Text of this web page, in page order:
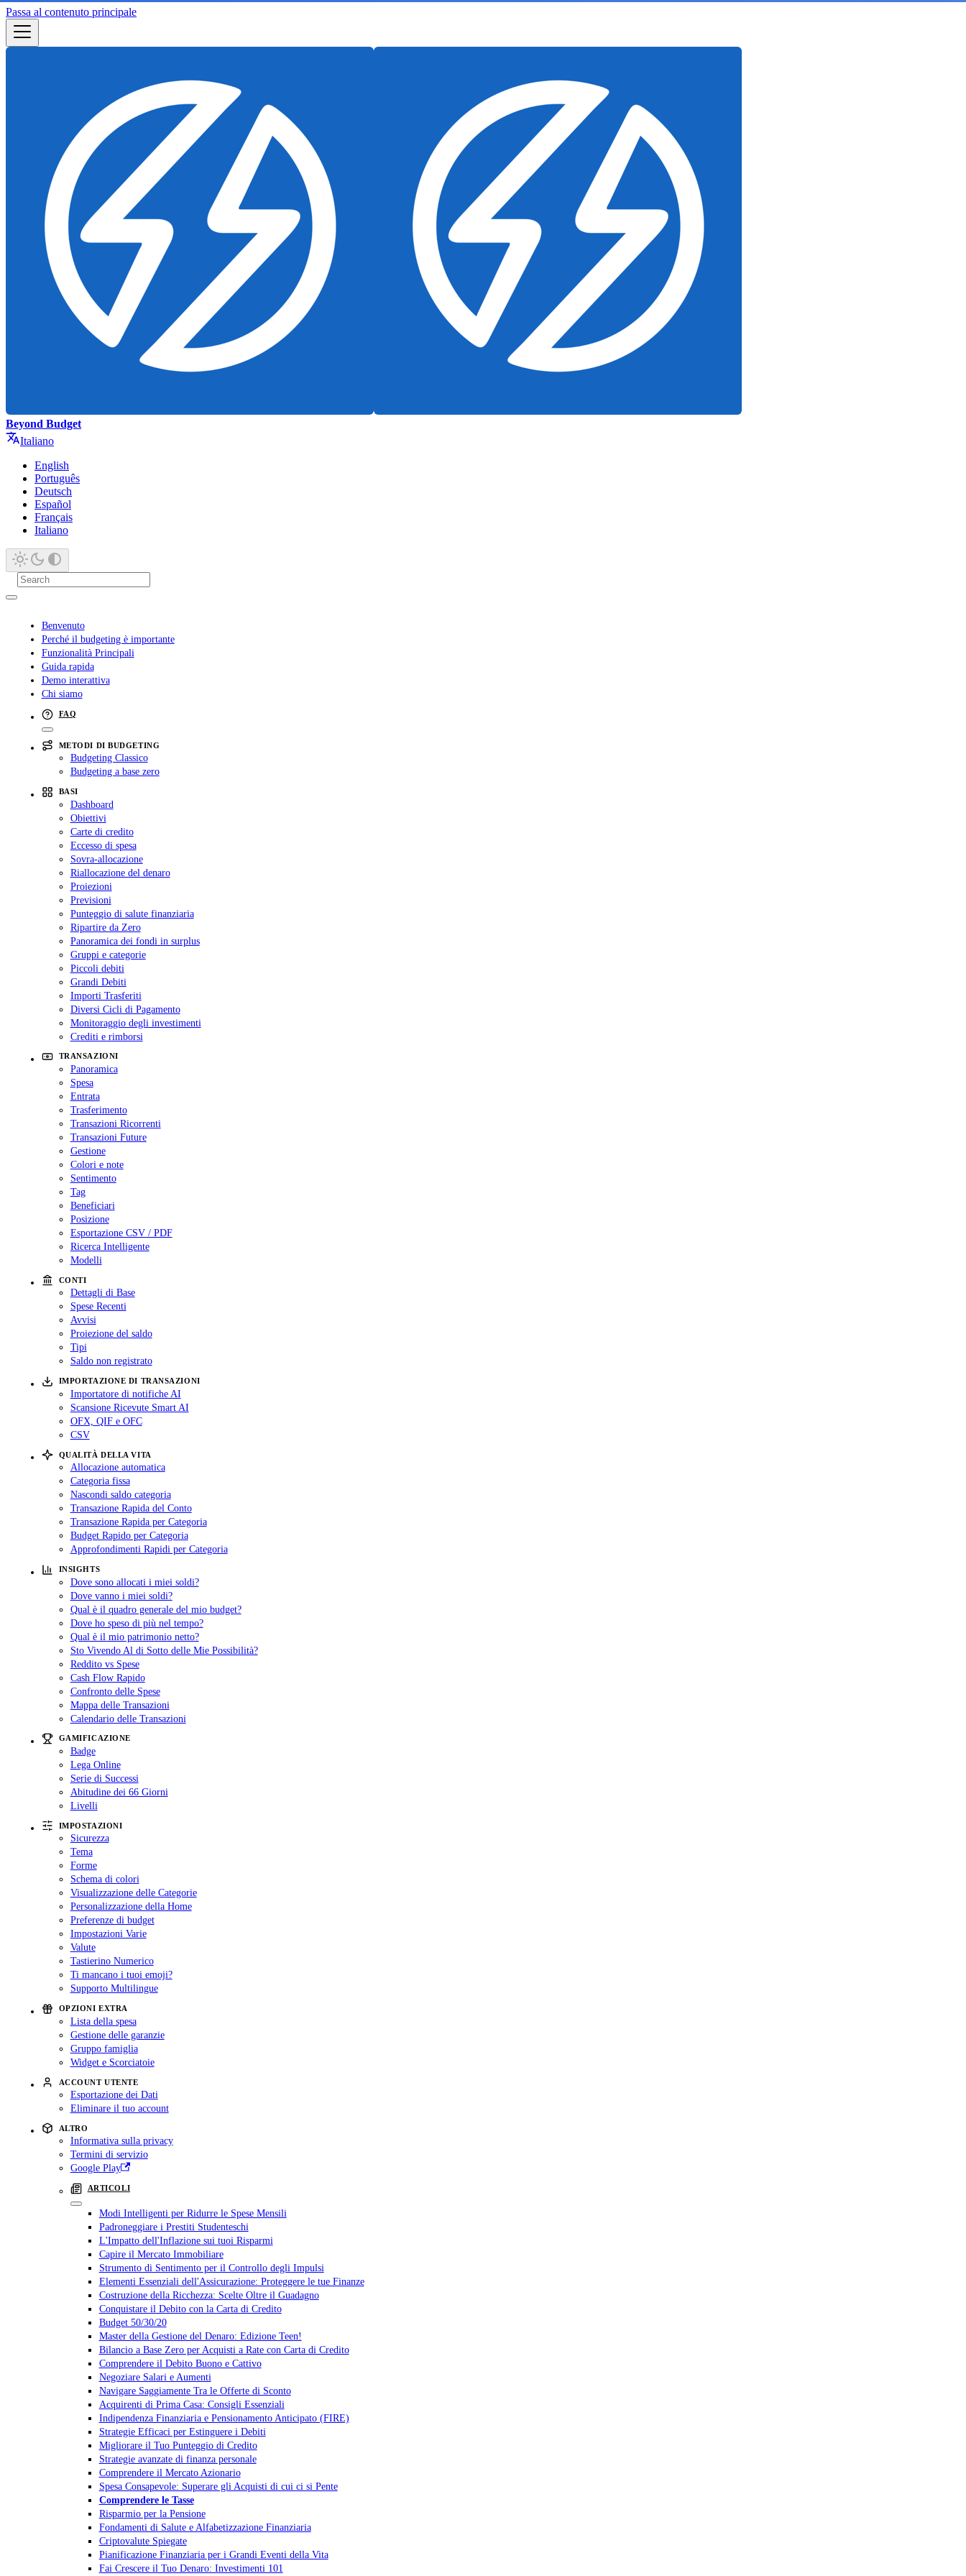
Passa al contenuto principale
Beyond Budget
Italiano
English
Português
Deutsch
Español
Français
Italiano
Benvenuto
Perché il budgeting è importante
Funzionalità Principali
Guida rapida
Demo interattiva
Chi siamo
FAQ
METODI DI BUDGETING
Budgeting Classico
Budgeting a base zero
BASI
Dashboard
Obiettivi
Carte di credito
Eccesso di spesa
Sovra-allocazione
Riallocazione del denaro
Proiezioni
Previsioni
Punteggio di salute finanziaria
Ripartire da Zero
Panoramica dei fondi in surplus
Gruppi e categorie
Piccoli debiti
Grandi Debiti
Importi Trasferiti
Diversi Cicli di Pagamento
Monitoraggio degli investimenti
Crediti e rimborsi
TRANSAZIONI
Panoramica
Spesa
Entrata
Trasferimento
Transazioni Ricorrenti
Transazioni Future
Gestione
Colori e note
Sentimento
Tag
Beneficiari
Posizione
Esportazione CSV / PDF
Ricerca Intelligente
Modelli
CONTI
Dettagli di Base
Spese Recenti
Avvisi
Proiezione del saldo
Tipi
Saldo non registrato
IMPORTAZIONE DI TRANSAZIONI
Importatore di notifiche AI
Scansione Ricevute Smart AI
OFX, QIF e OFC
CSV
QUALITÀ DELLA VITA
Allocazione automatica
Categoria fissa
Nascondi saldo categoria
Transazione Rapida del Conto
Transazione Rapida per Categoria
Budget Rapido per Categoria
Approfondimenti Rapidi per Categoria
INSIGHTS
Dove sono allocati i miei soldi?
Dove vanno i miei soldi?
Qual è il quadro generale del mio budget?
Dove ho speso di più nel tempo?
Qual è il mio patrimonio netto?
Sto Vivendo Al di Sotto delle Mie Possibilità?
Reddito vs Spese
Cash Flow Rapido
Confronto delle Spese
Mappa delle Transazioni
Calendario delle Transazioni
GAMIFICAZIONE
Badge
Lega Online
Serie di Successi
Abitudine dei 66 Giorni
Livelli
IMPOSTAZIONI
Sicurezza
Tema
Forme
Schema di colori
Visualizzazione delle Categorie
Personalizzazione della Home
Preferenze di budget
Impostazioni Varie
Valute
Tastierino Numerico
Ti mancano i tuoi emoji?
Supporto Multilingue
OPZIONI EXTRA
Lista della spesa
Gestione delle garanzie
Gruppo famiglia
Widget e Scorciatoie
ACCOUNT UTENTE
Esportazione dei Dati
Eliminare il tuo account
ALTRO
Informativa sulla privacy
Termini di servizio
Google Play
ARTICOLI
Modi Intelligenti per Ridurre le Spese Mensili
Padroneggiare i Prestiti Studenteschi
L'Impatto dell'Inflazione sui tuoi Risparmi
Capire il Mercato Immobiliare
Strumento di Sentimento per il Controllo degli Impulsi
Elementi Essenziali dell'Assicurazione: Proteggere le tue Finanze
Costruzione della Ricchezza: Scelte Oltre il Guadagno
Conquistare il Debito con la Carta di Credito
Budget 50/30/20
Master della Gestione del Denaro: Edizione Teen!
Bilancio a Base Zero per Acquisti a Rate con Carta di Credito
Comprendere il Debito Buono e Cattivo
Negoziare Salari e Aumenti
Navigare Saggiamente Tra le Offerte di Sconto
Acquirenti di Prima Casa: Consigli Essenziali
Indipendenza Finanziaria e Pensionamento Anticipato (FIRE)
Strategie Efficaci per Estinguere i Debiti
Migliorare il Tuo Punteggio di Credito
Strategie avanzate di finanza personale
Comprendere il Mercato Azionario
Spesa Consapevole: Superare gli Acquisti di cui ci si Pente
Comprendere le Tasse
Risparmio per la Pensione
Fondamenti di Salute e Alfabetizzazione Finanziaria
Criptovalute Spiegate
Pianificazione Finanziaria per i Grandi Eventi della Vita
Fai Crescere il Tuo Denaro: Investimenti 101